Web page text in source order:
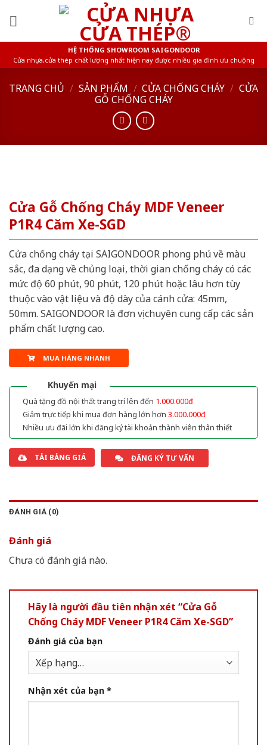
HỆ THỐNG SHOWROOM SAIGONDOOR
Cửa nhựa,cửa thép chất lượng nhất hiện nay được nhiều gia đình ưu chuộng
TRANG CHỦ / SẢN PHẨM / CỬA CHỐNG CHÁY / CỬA
GỖ CHỐNG CHÁY
Cửa Gỗ Chống Cháy MDF Veneer
P1R4 Căm Xe-SGD
Cửa chống cháy tại SAIGONDOOR phong phú về màu
sắc, đa dạng về chủng loại, thời gian chống cháy có các
mức độ 60 phút, 90 phút, 120 phút hoặc lâu hơn tùy
thuộc vào vật liệu và độ dày của cánh cửa: 45mm,
50mm. SAIGONDOOR là đơn vị chuyên cung cấp các sản
phẩm chất lượng cao.
MUA HÀNG NHANH
Khuyến mại
Quà tặng đồ nội thất trang trí lên đến 1.000.000đ
Giảm trực tiếp khi mua đơn hàng lớn hơn 3.000.000đ
Nhiều ưu đãi lớn khi đăng ký tài khoản thành viên thân thiết
TẢI BẢNG GIÁ ĐĂNG KÝ TƯ VẤN
ĐÁNH GIÁ (0)
Đánh giá
Chưa có đánh giá nào.
Hãy là người đầu tiên nhận xét “Cửa Gỗ
Chống Cháy MDF Veneer P1R4 Căm Xe-SGD”
Đánh giá của bạn
Nhận xét của bạn *